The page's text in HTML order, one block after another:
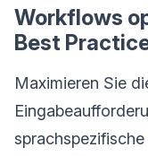
Workflows
Best
Maximieren Sie